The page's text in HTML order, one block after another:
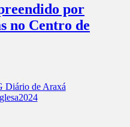
por
no Centro de